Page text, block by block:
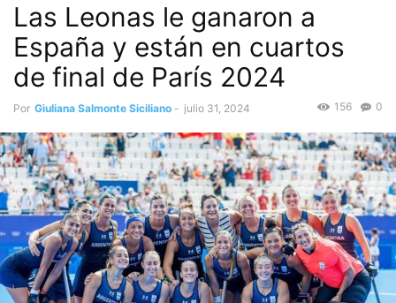
Las Leonas le ganaron a
España y están en cuartos
de final de París 2024
Por Giuliana Salmonte Siciliano - julio 31, 2024 0
156